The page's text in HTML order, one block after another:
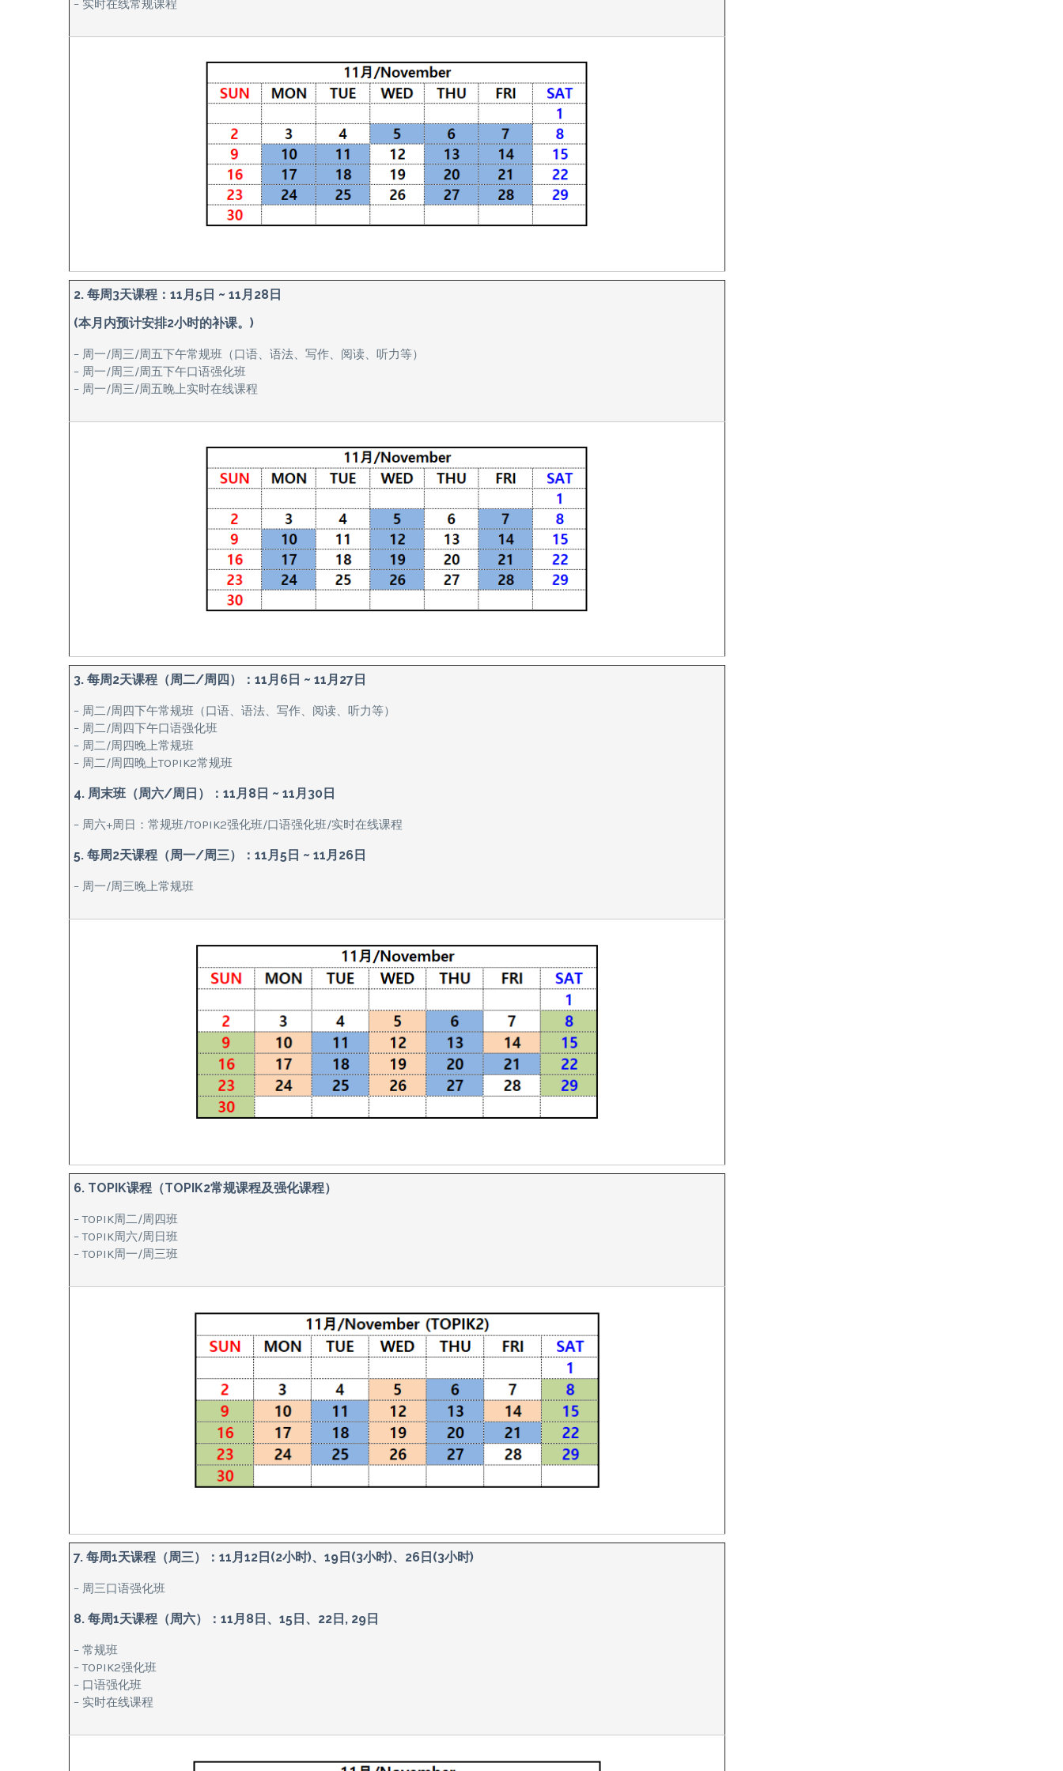
– 实时在线常规课程
2. 每周3天课程：11月5日 ~ 11月28日
(本月内预计安排2小时的补课。)
– 周一/周三/周五下午常规班（口语、语法、写作、阅读、听力等）
– 周一/周三/周五下午口语强化班
– 周一/周三/周五晚上实时在线课程
3. 每周2天课程（周二/周四）：11月6日 ~ 11月27日
– 周二/周四下午常规班（口语、语法、写作、阅读、听力等）
– 周二/周四下午口语强化班
– 周二/周四晚上常规班
– 周二/周四晚上TOPIK2常规班
4. 周末班（周六/周日）：11月8日 ~ 11月30日
– 周六+周日：常规班/TOPIK2强化班/口语强化班/实时在线课程
5. 每周2天课程（周一/周三）：11月5日 ~ 11月26日
– 周一/周三晚上常规班
6. TOPIK课程（TOPIK2常规课程及强化课程）
– TOPIK周二/周四班
– TOPIK周六/周日班
– TOPIK周一/周三班
7. 每周1天课程（周三）：11月12日(2小时)、19日(3小时)、26日(3小时)
– 周三口语强化班
8. 每周1天课程（周六）：11月8日、15日、22日, 29日
– 常规班
– TOPIK2强化班
– 口语强化班
– 实时在线课程